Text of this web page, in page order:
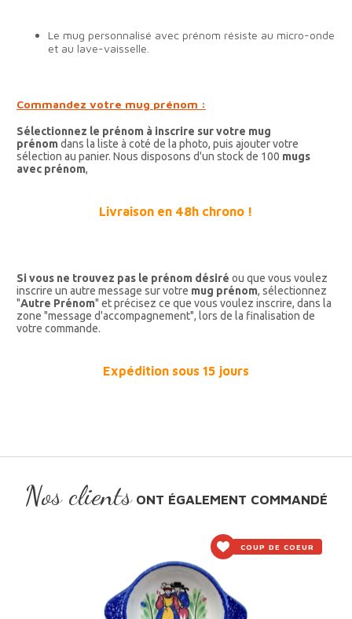
Le mug personnalisé avec prénom résiste au micro-onde
et au lave-vaisselle.
Commandez votre mug prénom :
Sélectionnez le prénom à inscrire sur votre mug
prénom dans la liste à coté de la photo, puis ajouter votre
sélection au panier. Nous disposons d'un stock de 100 mugs
avec prénom,
Livraison en 48h chrono !
Si vous ne trouvez pas le prénom désiré ou que vous voulez
inscrire un autre message sur votre mug prénom, sélectionnez
"Autre Prénom" et précisez ce que vous voulez inscrire, dans la
zone "message d'accompagnement", lors de la finalisation de
votre commande.
Expédition sous 15 jours
Nos clientsONT ÉGALEMENT COMMANDÉ
COUP DE COEUR